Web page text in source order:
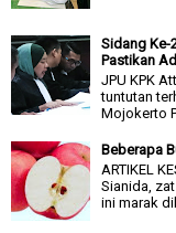
Sidang Ke-
Pastikan
JPU KPK
tuntutan
Mojokerto
Beberapa
ARTIKEL
Sianida,
ini marak